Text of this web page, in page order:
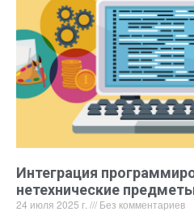
Интеграция
нетехнические
24 июля 2025 г. Без комментариев